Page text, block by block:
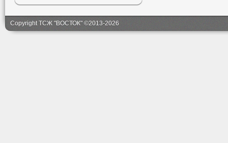
Copyright ТСЖ "ВОСТОК" ©2013-2026